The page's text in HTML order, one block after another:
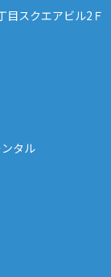
スクエアビル2Ｆ
タル